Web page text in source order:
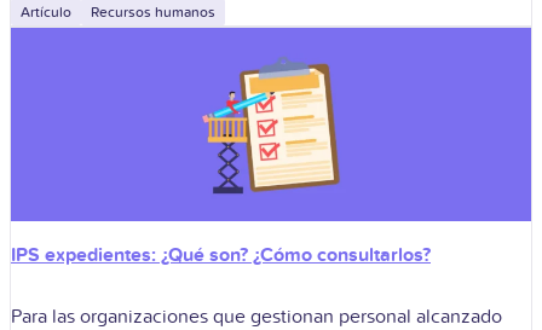
aparece lo que suele
Artículo Recursos humanos
IPS expedientes: ¿Qué son? ¿Cómo consultarlos?
Para las organizaciones que gestionan personal alcanzado